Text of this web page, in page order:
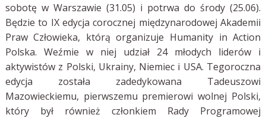
sobotę w Warszawie (31.05) i potrwa do środy (25.06).
Będzie to IX edycja corocznej międzynarodowej Akademii
Praw Człowieka, którą organizuje Humanity in Action
Polska. Weźmie w niej udział 24 młodych liderów i
aktywistów z Polski, Ukrainy, Niemiec i USA. Tegoroczna
edycja została zadedykowana Tadeuszowi
Mazowieckiemu, pierwszemu premierowi wolnej Polski,
który był również członkiem Rady Programowej